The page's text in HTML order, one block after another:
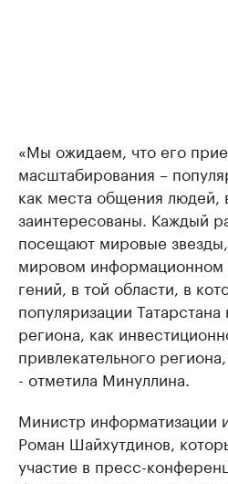
«Мы ожидаем, что его
масштабирования –
как места общения людей,
заинтересованы. Каждый
посещают мировые
мировом информационном
гений, в той области, в
популяризации
региона, как
привлекательного
- отметила Минуллина.
Министр информатизации
Роман Шайхутдинов,
участие в пресс-